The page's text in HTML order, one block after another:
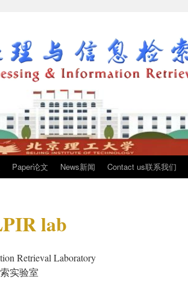
Paper论文 News新闻 Contact us联系我们
lab
Retrieval Laboratory
实验室